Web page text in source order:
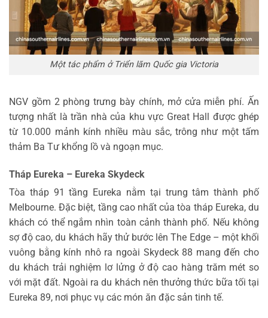
Một tác phẩm ở Triển lãm Quốc gia Victoria
NGV gồm 2 phòng trưng bày chính, mở cửa miễn phí. Ấn
tượng nhất là trần nhà của khu vực Great Hall được ghép
từ 10.000 mảnh kính nhiều màu sắc, trông như một tấm
thảm Ba Tư khổng lồ và ngoạn mục.
Tháp Eureka – Eureka Skydeck
Tòa tháp 91 tầng Eureka nằm tại trung tâm thành phố
Melbourne. Đặc biệt, tầng cao nhất của tòa tháp Eureka, du
khách có thể ngắm nhìn toàn cảnh thành phố. Nếu không
sợ độ cao, du khách hãy thử bước lên The Edge – một khối
vuông bằng kính nhô ra ngoài Skydeck 88 mang đến cho
du khách trải nghiệm lơ lửng ở độ cao hàng trăm mét so
với mặt đất. Ngoài ra du khách nên thưởng thức bữa tối tại
Eureka 89, nơi phục vụ các món ăn đặc sản tinh tế.